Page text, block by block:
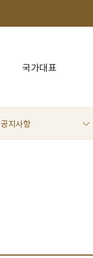
국가대표
공지사항